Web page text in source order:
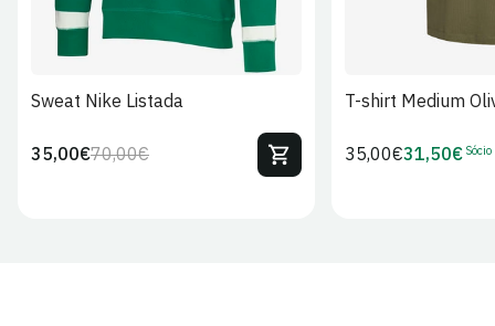
Sweat Nike Listada
Preço
70,00€Preço
35,00€
T-shirt Medium
Preço
35,00€Preço
31,50€ Sócio